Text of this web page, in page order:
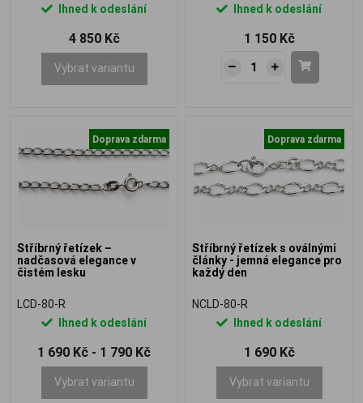
Ihned k odeslání
4 850 Kč
Vybrat variantu
Ihned k odeslání
1 150 Kč
Doprava zdarma
Stříbrný řetízek –
nadčasová elegance v
čistém lesku
LCD-80-R
Ihned k odeslání
1 690 Kč - 1 790 Kč
Vybrat variantu
Doprava zdarma
Stříbrný řetízek s oválnými
články - jemná elegance pro
každý den
NCLD-80-R
Ihned k odeslání
1 690 Kč
Vybrat variantu